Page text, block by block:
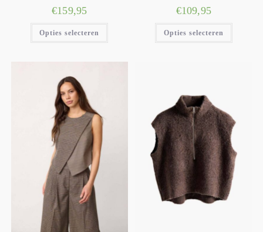
€159,95
Opties selecteren
€109,95
Opties selecteren